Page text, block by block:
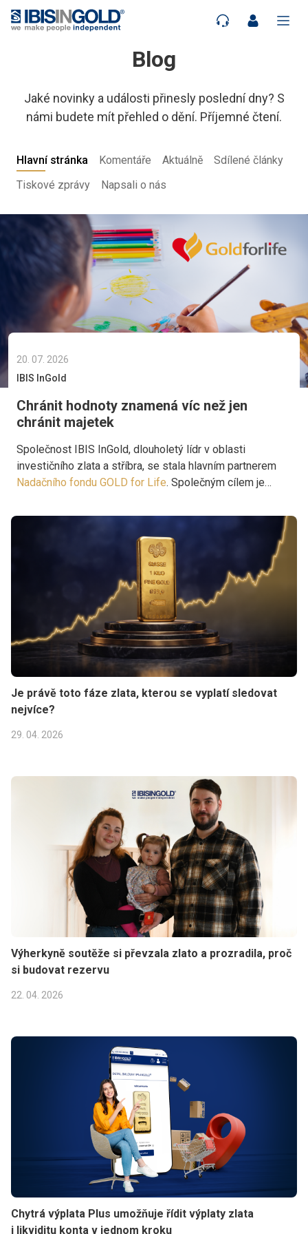
Blog
Jaké novinky a události přinesly poslední dny? S
námi budete mít přehled o dění. Příjemné čtení.
Hlavní stránka Komentáře Aktuálně
Sdílené články
Tiskové zprávy
Napsali o nás
20. 07. 2026
IBIS InGold
Chránit hodnoty znamená víc než jen
chránit majetek
Společnost IBIS InGold, dlouholetý lídr v oblasti
investičního zlata a stříbra, se stala hlavním partnerem
Nadačního fondu GOLD for Life. Společným cílem je
skutečně potřebná.
Je právě toto fáze zlata, kterou se vyplatí sledovat
nejvíce?
29. 04. 2026
Výherkyně soutěže si převzala zlato a prozradila, proč
si budovat rezervu
22. 04. 2026
Chytrá výplata Plus umožňuje řídit výplaty zlata
i likviditu konta v jednom kroku